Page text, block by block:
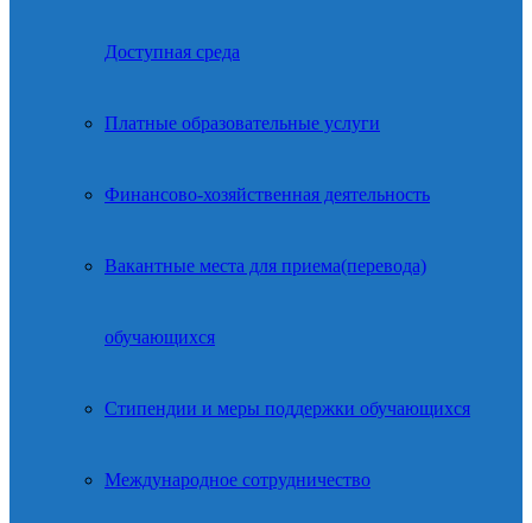
Доступная среда
Платные образовательные услуги
Финансово-хозяйственная деятельность
Вакантные места для приема(перевода)
обучающихся
Стипендии и меры поддержки обучающихся
Международное сотрудничество